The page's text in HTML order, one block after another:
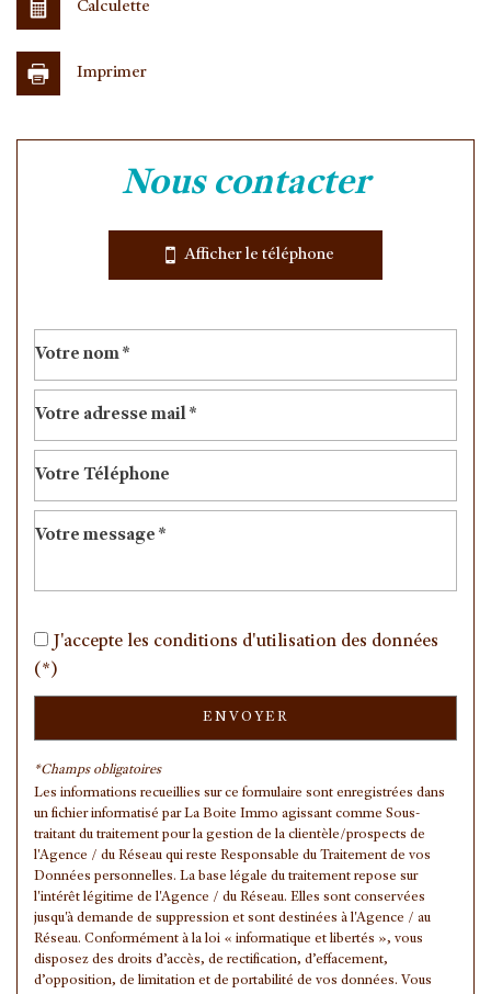
École maternelle
Enseignement supérieur
Gare ferroviaire
Bureau de poste
Mairie
statistiques
Propriétaires (vs. locataires)
Taxe habitation
Taxe foncière 19,87 %
Habitants de moins de 25 ans 31,67 %
Habitants de 25 à 55 ans
Habitants de plus de 55 ans 27,10 %
Nombre d'enfants par famille
Familles sans enfant
Calculette
Imprimer
nous contacter
Afficher le téléphone
J'accepte les conditions d'utilisation des données
(*)
ENVOYER
*Champs obligatoires
Les informations recueillies sur ce formulaire sont enregistrées dans
un fichier informatisé par La Boite Immo agissant comme Sous-
traitant du traitement pour la gestion de la clientèle/prospects de
l'Agence / du Réseau qui reste Responsable du Traitement de vos
Données personnelles. La base légale du traitement repose sur
l'intérêt légitime de l'Agence / du Réseau. Elles sont conservées
jusqu'à demande de suppression et sont destinées à l'Agence / au
Réseau. Conformément à la loi « informatique et libertés », vous
disposez des droits d’accès, de rectification, d’effacement,
d’opposition, de limitation et de portabilité de vos données. Vous